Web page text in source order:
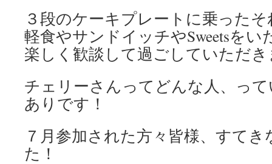
３段のケーキプレートに乗った
軽食やサンドイッチやSweetsを
楽しく歓談して過ごしていただ
チェリーさんってどんな人、っ
ありです！
７月参加された方々皆様、すて
た！